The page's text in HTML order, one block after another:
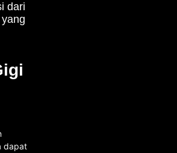
dari
yang
dapat